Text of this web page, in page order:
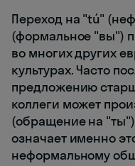
Переход на "tú"
(формальное "вы")
во многих других
культурах. Часто
предложению
коллеги может
(обращение на
означает именно
неформальному